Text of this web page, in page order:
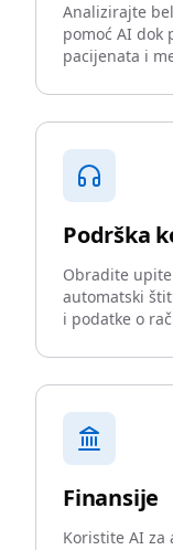
Analizirajte
pomoć AI dok
pacijenata i
Podrška
Obradite
automatski
i podatke o
Finansije
Koristite AI za